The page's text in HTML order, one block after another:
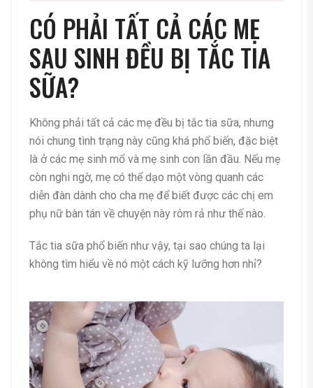
CÓ PHẢI TẤT CẢ CÁC MẸ
SAU SINH ĐỀU BỊ TẮC TIA
SỮA?
Không phải tất cả các mẹ đều bị tắc tia sữa, nhưng
nói chung tình trạng này cũng khá phổ biến, đặc biệt
là ở các mẹ sinh mổ và mẹ sinh con lần đầu. Nếu mẹ
còn nghi ngờ, mẹ có thể dạo một vòng quanh các
diễn đàn dành cho cha mẹ để biết được các chị em
phụ nữ bàn tán về chuyện này rôm rả như thế nào.
Tắc tia sữa phổ biến như vậy, tại sao chúng ta lại
không tìm hiểu về nó một cách kỹ lưỡng hơn nhỉ?